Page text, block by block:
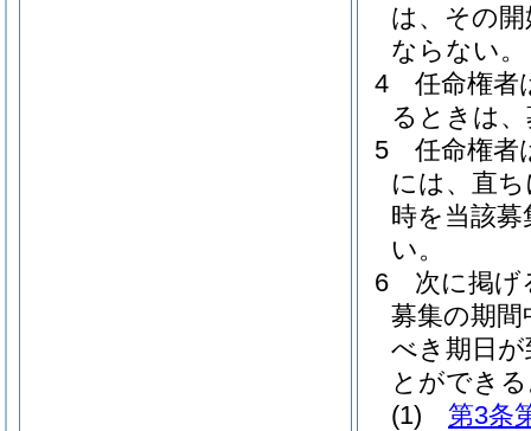
は、その
ならない。
4
任命権者
るときは
5
任命権者
には、直
時を当該
い。
6
次に掲げ
募集の期
べき期日
とができ
(1)
第3条